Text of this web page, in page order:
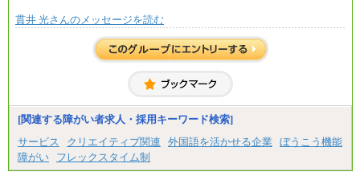
総合職 月給220,000～230,000円＋地域間調整給
整給
※詳細はJTBキャリアサイトよりご確認ください。
■(株)JTBコミュニケーションデザイン
総合職 月給230,000円
みなし残業手当：20,000円（一律支給）※みなし
残業手当の残業時間は10.43時間。
間に応じて、時間外手当等を支給。
エリアサポート職 月給188,000円
貫井 光さんのメッセージを読む
[関連する障がい者求人・採用キーワード検索]
サービス
クリエイティブ関連 外国語を活かせる企業
ぼうこう機能
障がい
フレックスタイム制